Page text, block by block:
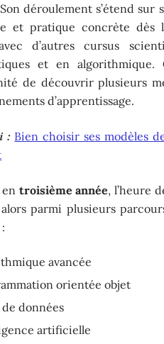
déroulement s’étend
et pratique concrète dès
d’autres cursus
et en
de découvrir plusieurs
d’apprentissage.
: Bien choisir ses modèles
en troisième année, l’heure
parmi plusieurs
avancée
orientée objet
de données
artificielle